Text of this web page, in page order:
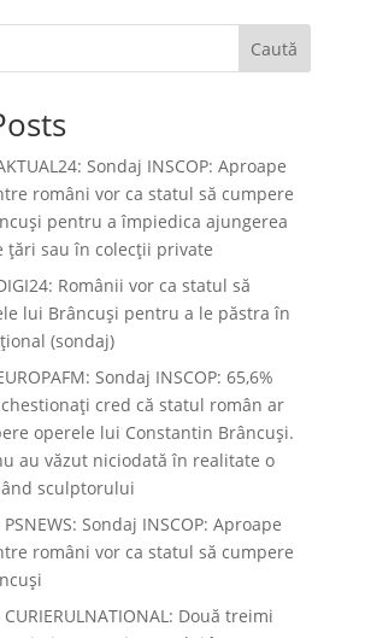
Caută
Sondaj INSCOP: Aproape
români vor ca statul să cumpere
pentru a împiedica ajungerea
ţări sau în colecţii private
Românii vor ca statul să
lui Brâncuși pentru a le păstra în
(sondaj)
Sondaj INSCOP: 65,6%
cred că statul român ar
operele lui Constantin Brâncuși.
au văzut niciodată în realitate o
sculptorului
Sondaj INSCOP: Aproape
români vor ca statul să cumpere
Două treimi